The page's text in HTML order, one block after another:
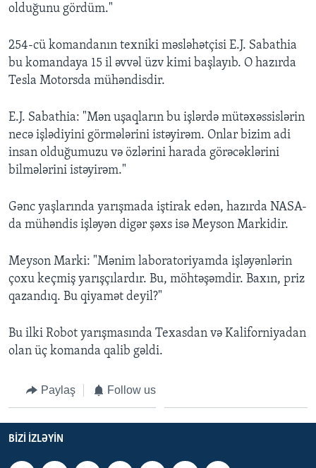
olduğunu gördüm."
254-cü komandanın texniki məsləhətçisi E.J. Sabathia
bu komandaya 15 il əvvəl üzv kimi başlayıb. O hazırda
Tesla Motorsda mühəndisdir.
E.J. Sabathia: "Mən uşaqların bu işlərdə mütəxəssislərin
necə işlədiyini görmələrini istəyirəm. Onlar bizim adi
insan olduğumuzu və özlərini harada görəcəklərini
bilmələrini istəyirəm."
Gənc yaşlarında yarışmada iştirak edən, hazırda NASA-
da mühəndis işləyən digər şəxs isə Meyson Markidir.
Meyson Marki: "Mənim laboratoriyamda işləyənlərin
çoxu keçmiş yarışçılardır. Bu, möhtəşəmdir. Baxın, priz
qazandıq. Bu qiyamət deyil?"
Bu ilki Robot yarışmasında Texasdan və Kaliforniyadan
olan üç komanda qalib gəldi.
Paylaş Follow us
BIZI IZLƏYIN